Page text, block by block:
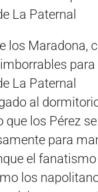
los Maradona,
La Paternal
al
que los Pérez
para
el
los